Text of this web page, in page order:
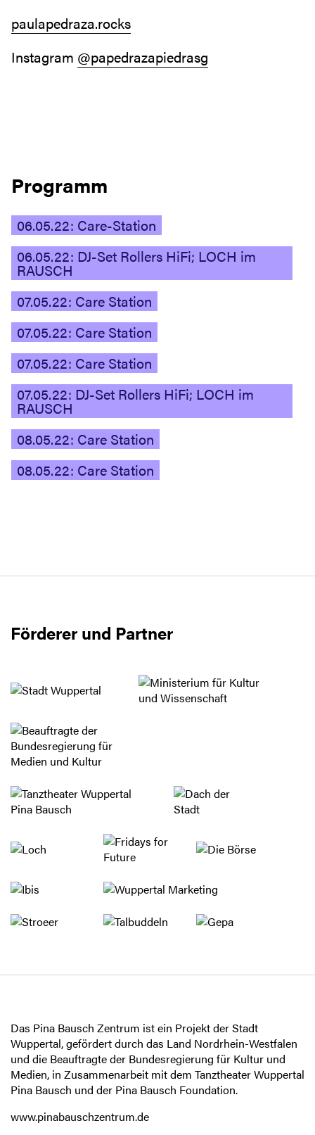
paulapedraza.rocks
Instagram @papedrazapiedrasg
Programm
06.05.22: Care-Station
06.05.22: DJ-Set Rollers HiFi; LOCH im
RAUSCH
07.05.22: Care Station
07.05.22: Care Station
07.05.22: Care Station
07.05.22: DJ-Set Rollers HiFi; LOCH im
RAUSCH
08.05.22: Care Station
08.05.22: Care Station
Förderer und Partner
Das Pina Bausch Zentrum ist ein Projekt der Stadt
Wuppertal, gefördert durch das Land Nordrhein-Westfalen
und die Beauftragte der Bundesregierung für Kultur und
Medien, in Zusammenarbeit mit dem Tanztheater Wuppertal
Pina Bausch und der Pina Bausch Foundation.
www.pinabauschzentrum.de